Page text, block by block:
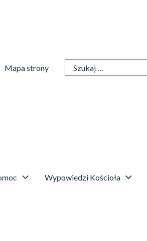
Mapa strony
Search
for:
Wypowiedzi Kościoła